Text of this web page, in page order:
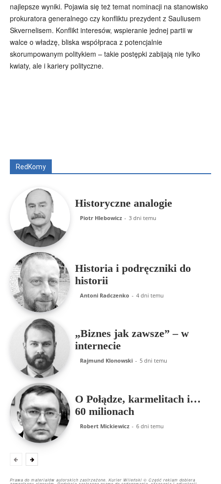
najlepsze wyniki. Pojawia się też temat nominacji na stanowisko
prokuratora generalnego czy konfliktu prezydent z Sauliusem
Skvernelisem. Konflikt interesów, wspieranie jednej partii w
walce o władzę, bliska współpraca z potencjalnie
skorumpowanym politykiem – takie postępki zabijają nie tylko
kwiaty, ale i kariery polityczne.
RedKomy
Historyczne analogie
Piotr Hlebowicz - 3 dni temu
Historia i podręczniki do
historii
Antoni Radczenko - 4 dni temu
„Biznes jak zawsze” – w
internecie
Rajmund Klonowski - 5 dni temu
O Połądze, karmelitach i…
60 milionach
Robert Mickiewicz - 6 dni temu
Prawa do materiałów autorskich zastrzeżone. Kurier Wileński © Część reklam dobiera